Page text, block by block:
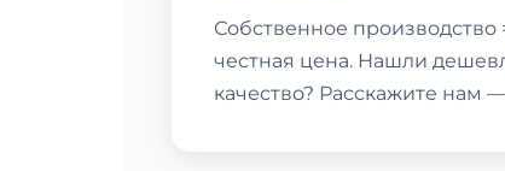
Собственное производство
честная цена. Нашли
качество? Расскажите нам